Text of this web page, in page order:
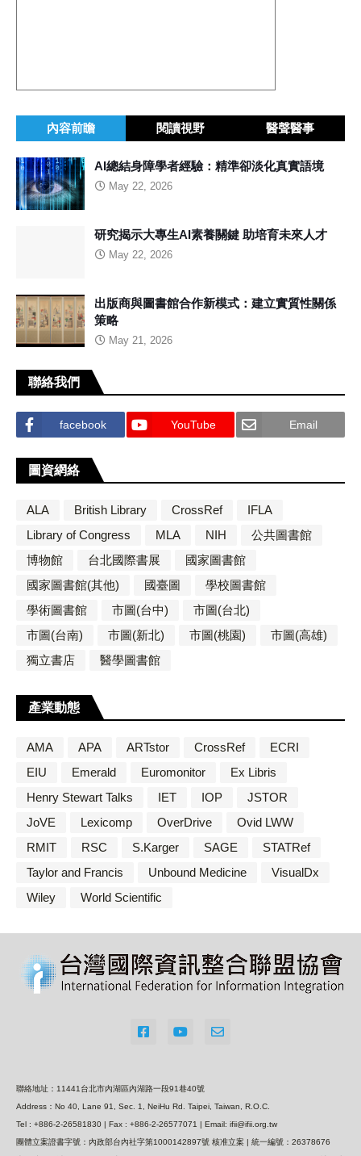
內容前瞻 閱讀視野 醫聲醫事
AI總結身障學者經驗：精準卻淡化真實語境
May 22, 2026
研究揭示大專生AI素養關鍵 助培育未來人才
May 22, 2026
出版商與圖書館合作新模式：建立實質性關係
策略
May 21, 2026
聯絡我們
facebook YouTube Email
圖資網絡
ALA British Library CrossRef
IFLA
Library of Congress
MLA NIH
公共圖書館
博物館
台北國際書展
國家圖書館
國家圖書館(其他)
國臺圖
學校圖書館
學術圖書館
市圖(台中)
市圖(台北)
市圖(台南)
市圖(新北) 市圖(桃園)
市圖(高雄)
獨立書店
醫學圖書館
產業動態
AMA APA ARTstor CrossRef
ECRI
EIU
Emerald Euromonitor
Ex Libris
Henry Stewart Talks
IET IOP
JSTOR
JoVE
Lexicomp OverDrive
Ovid LWW
RMIT
RSC S.Karger SAGE
STATRef
Taylor and Francis
Unbound Medicine
VisualDx
Wiley
World Scientific
聯絡地址：11441台北市內湖區內湖路一段91巷40號
Address：No 40, Lane 91, Sec. 1, NeiHu Rd. Taipei, Taiwan, R.O.C.
Tel : +886-2-26581830 | Fax : +886-2-26577071 | Email: ifii@ifii.org.tw
團體立案證書字號：內政部台內社字第1000142897號 核准立案 | 統一編號：26378676